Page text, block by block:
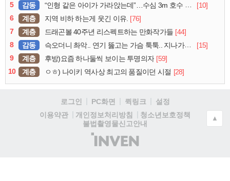
5
감동 “인형 같은 아이가 가라앉는데”…수심 3m 호수 뛰어든 60대 의인
[10]
6
계층 지역 비하 하는게 웃긴 이유. [76]
7
계층 드래곤볼 40주년 리스펙트하는 만화작가들 [44]
8
감동 슥오더니 촤악.. 연기 뚫고는 가슴 툭툭.. 지나가던 아재의 정체
[15]
9
계층 후방)요즘 하나둘씩 보이는 투명의자 [59]
10
계층 ㅇㅎ) 나이키 역사상 최고의 품질이던 시절 [28]
로그인 PC화면 퀵링크
설정
이용약관
개인정보처리방침
청소년보호정책
불법촬영물신고안내
(주)
인
▲